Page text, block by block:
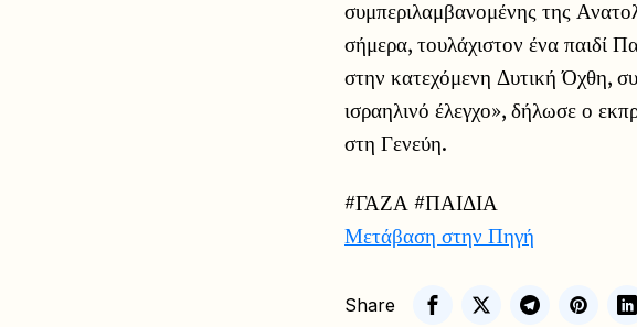
συμπεριλαμβανομένης της
σήμερα, τουλάχιστον ένα παιδί
στην κατεχόμενη Δυτική Όχθη,
ισραηλινό έλεγχο», δήλωσε ο
στη Γενεύη.
#ΓΑΖΑ #ΠΑΙΔΙΑ
Μετάβαση στην Πηγή
Share